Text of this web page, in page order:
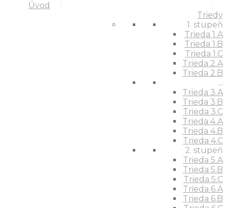
Úvod
Triedy
1. stupeň
Trieda 1.A
Trieda 1.B
Trieda 1.C
Trieda 2.A
Trieda 2.B
...
Trieda 3.A
Trieda 3.B
Trieda 3.C
Trieda 4.A
Trieda 4.B
Trieda 4.C
2. stupeň
Trieda 5.A
Trieda 5.B
Trieda 5.C
Trieda 6.A
Trieda 6.B